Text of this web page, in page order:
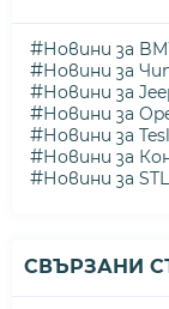
#Новини за
#Новини за
#Новини за
#Новини за
#Новини за
#Новини за
#Новини за
СВЪРЗАНИ